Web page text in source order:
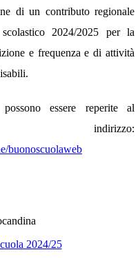
di un contributo regionale
2024/2025 per la
e frequenza e di attività
essere reperite al
buonoscuolaweb